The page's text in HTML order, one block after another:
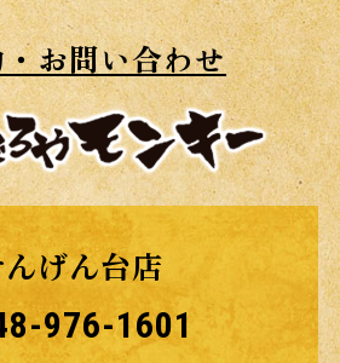
お問い合わせ
げん台店
976-1601